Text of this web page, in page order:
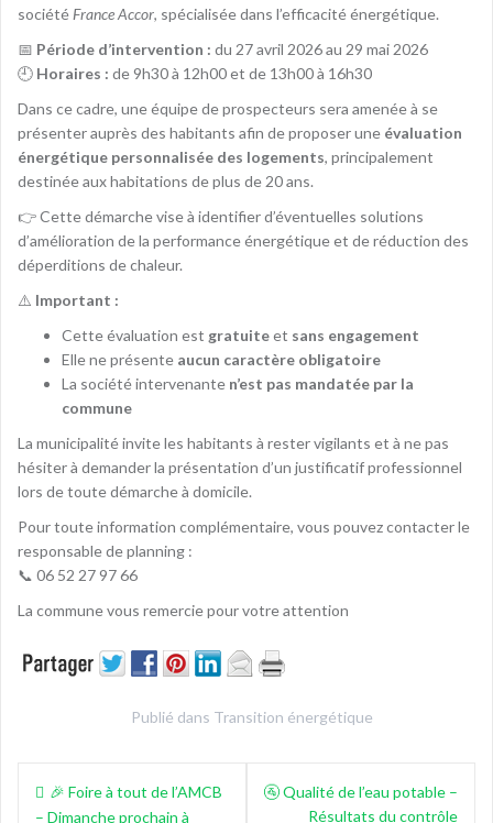
société France Accor, spécialisée dans l’efficacité énergétique.
📅 Période d’intervention : du 27 avril 2026 au 29 mai 2026
🕘 Horaires : de 9h30 à 12h00 et de 13h00 à 16h30
Dans ce cadre, une équipe de prospecteurs sera amenée à se
présenter auprès des habitants afin de proposer une évaluation
énergétique personnalisée des logements, principalement
destinée aux habitations de plus de 20 ans.
👉 Cette démarche vise à identifier d’éventuelles solutions
d’amélioration de la performance énergétique et de réduction des
déperditions de chaleur.
⚠️ Important :
Cette évaluation est gratuiteet sans engagement
Elle ne présente aucun caractère obligatoire
La société intervenante n’est pas mandatée par la
commune
La municipalité invite les habitants à rester vigilants et à ne pas
hésiter à demander la présentation d’un justificatif professionnel
lors de toute démarche à domicile.
Pour toute information complémentaire, vous pouvez contacter le
responsable de planning :
📞 06 52 27 97 66
La commune vous remercie pour votre attention
Publié dans Transition énergétique
Navigation
🎉 Foire à tout de l’AMCB
– Dimanche prochain à
🚰 Qualité de l’eau potable –
Résultats du contrôle